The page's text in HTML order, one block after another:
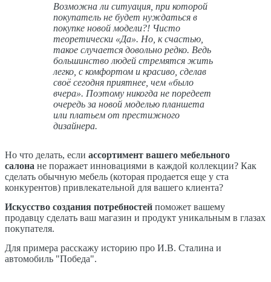
Возможна ли ситуация, при которой
покупатель не будет нуждаться в
покупке новой модели?! Чисто
теоретически «Да». Но, к счастью,
такое случается довольно редко. Ведь
большинство людей стремятся жить
легко, с комфортом и красиво, сделав
своё сегодня приятнее, чем «было
вчера». Поэтому никогда не поредеет
очередь за новой моделью планшета
или платьем от престижного
дизайнера.
Но что делать, если ассортимент вашего мебельного
салона не поражает инновациями в каждой коллекции? Как
сделать обычную мебель (которая продается еще у ста
конкурентов) привлекательной для вашего клиента?
Искусство создания потребностей поможет вашему
продавцу сделать ваш магазин и продукт уникальным в глазах
покупателя.
Для примера расскажу историю про И.В. Сталина и
автомобиль "Победа".